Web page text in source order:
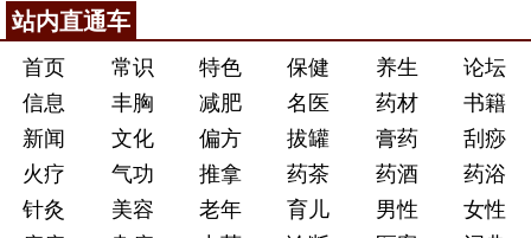
站内直通车
首页 常识 特色 保健 养生
论坛
信息
丰胸 减肥 名医 药材
书籍
新闻
文化 偏方 拔罐 膏药
刮痧
火疗
气功 推拿 药茶 药酒
药浴
针灸
美容 老年 育儿 男性
女性